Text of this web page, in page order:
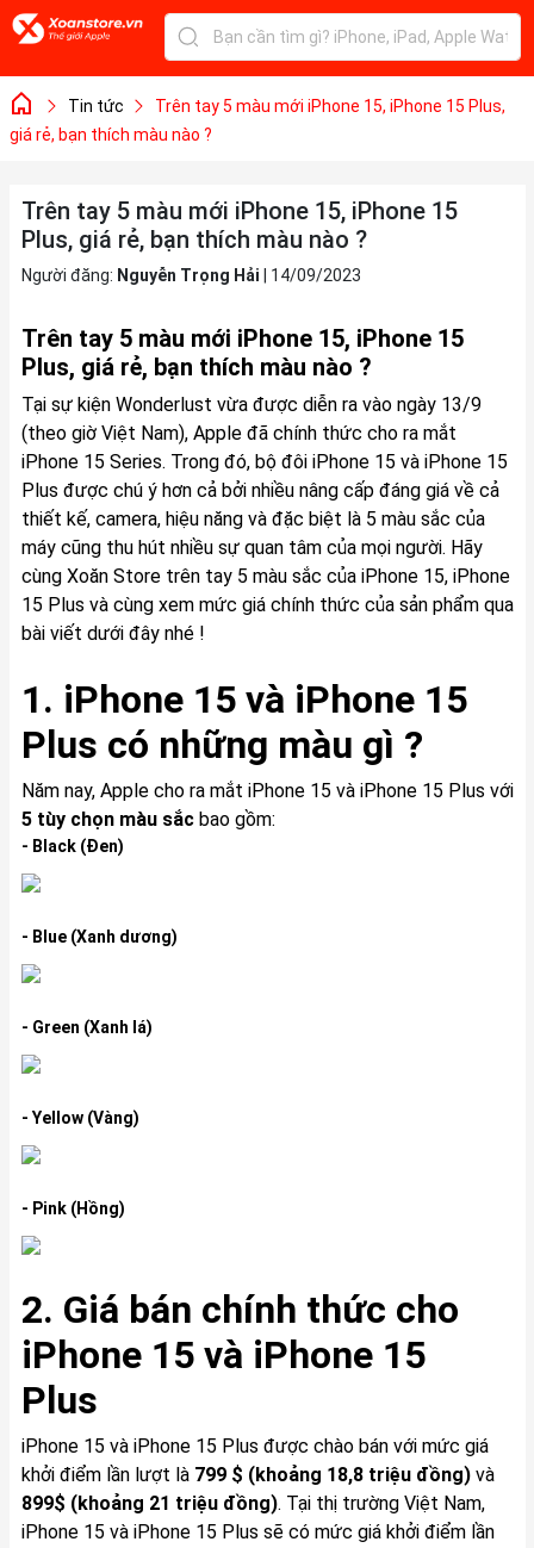
Tin tức
Trên tay 5 màu mới iPhone 15, iPhone 15 Plus,
giá rẻ, bạn thích màu nào ?
Trên tay 5 màu mới iPhone 15, iPhone 15
Plus, giá rẻ, bạn thích màu nào ?
Người đăng: Nguyễn Trọng Hải 14/09/2023
Trên tay 5 màu mới iPhone 15, iPhone 15
Plus, giá rẻ, bạn thích màu nào ?
Tại sự kiện Wonderlust vừa được diễn ra vào ngày 13/9
(theo giờ Việt Nam), Apple đã chính thức cho ra mắt
iPhone 15 Series. Trong đó, bộ đôi iPhone 15 và iPhone 15
Plus được chú ý hơn cả bởi nhiều nâng cấp đáng giá về cả
thiết kế, camera, hiệu năng và đặc biệt là 5 màu sắc của
máy cũng thu hút nhiều sự quan tâm của mọi người. Hãy
cùng Xoăn Store trên tay 5 màu sắc của iPhone 15, iPhone
15 Plus và cùng xem mức giá chính thức của sản phẩm qua
bài viết dưới đây nhé !
1. iPhone 15 và iPhone 15
Plus có những màu gì ?
Năm nay, Apple cho ra mắt iPhone 15 và iPhone 15 Plus với
5 tùy chọn màu sắc bao gồm:
- Black (Đen)
- Blue (Xanh dương)
- Green (Xanh lá)
- Yellow (Vàng)
- Pink (Hồng)
2. Giá bán chính thức cho
iPhone 15 và iPhone 15
Plus
iPhone 15 và iPhone 15 Plus được chào bán với mức giá
khởi điểm lần lượt là 799 $ (khoảng 18,8 triệu đồng)và
899$ (khoảng 21 triệu đồng). Tại thị trường Việt Nam,
iPhone 15 và iPhone 15 Plus sẽ có mức giá khởi điểm lần